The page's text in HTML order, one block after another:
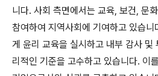
니다. 사회 측면에서는 교육, 보건, 문
참여하여 지역사회에 기여하고 있습니
게 윤리 교육을 실시하고 내부 감사 및
리적인 기준을 고수하고 있습니다. 이